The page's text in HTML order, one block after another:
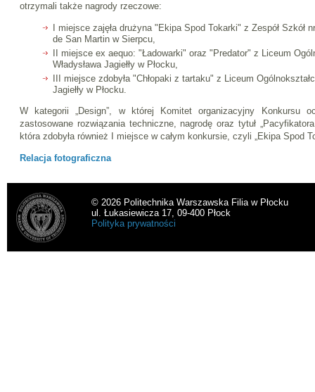
otrzymali także nagrody rzeczowe:
I miejsce zajęła drużyna "Ekipa Spod Tokarki" z Zespół Szkół
de San Martin w Sierpcu,
II miejsce ex aequo: "Ładowarki" oraz "Predator" z Liceum
Władysława Jagiełły w Płocku,
III miejsce zdobyła "Chłopaki z tartaku" z Liceum
Jagiełły w Płocku.
W kategorii „Design”, w której Komitet organizacyjny Konkursu
zastosowane rozwiązania techniczne, nagrodę oraz tytuł
która zdobyła również I miejsce w całym konkursie, czyli „Ekipa Spod
Relacja fotograficzna
© 2026 Politechnika Warszawska Filia w Płocku
ul. Łukasiewicza 17, 09-400 Płock
Polityka prywatności